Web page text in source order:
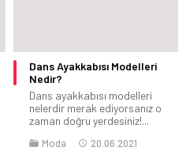
Dans Ayakkabısı Modelleri
Nedir?
Dans ayakkabısı modelleri
nelerdir merak ediyorsanız o
zaman doğru yerdesiniz!...
Moda
20.06.2021